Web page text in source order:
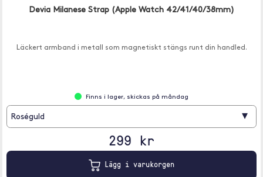
Devia Milanese Strap (Apple Watch 42/41/40/38mm)
Läckert armband i metall som magnetiskt stängs runt din handled.
Finns i lager, skickas på måndag
Roséguld ▾
299 kr
Lägg i varukorgen